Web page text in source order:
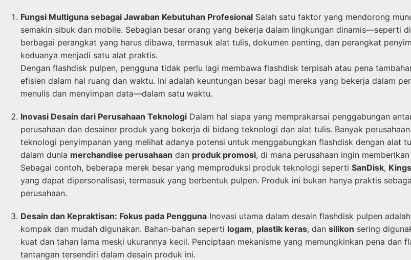
Fungsi Multiguna sebagai Jawaban Kebutuhan Profesional Salah satu faktor yang mendorong
semakin sibuk dan mobile. Sebagian besar orang yang bekerja dalam lingkungan dinamis—seperti
berbagai perangkat yang harus dibawa, termasuk alat tulis, dokumen penting, dan perangkat
keduanya menjadi satu alat praktis.
Dengan flashdisk pulpen, pengguna tidak perlu lagi membawa flashdisk terpisah atau pena
efisien dalam hal ruang dan waktu. Ini adalah keuntungan besar bagi mereka yang bekerja dalam
menulis dan menyimpan data—dalam satu waktu.
Inovasi Desain dari Perusahaan Teknologi Dalam hal siapa yang memprakarsai penggabungan
perusahaan dan desainer produk yang bekerja di bidang teknologi dan alat tulis. Banyak
teknologi penyimpanan yang melihat adanya potensi untuk menggabungkan flashdisk dengan alat
dalam dunia merchandise perusahaan dan produk promosi, di mana perusahaan ingin
Sebagai contoh, beberapa merek besar yang memproduksi produk teknologi seperti SanDisk,
yang dapat dipersonalisasi, termasuk yang berbentuk pulpen. Produk ini bukan hanya praktis
perusahaan.
Desain dan Kepraktisan: Fokus pada Pengguna Inovasi utama dalam desain flashdisk pulpen
kompak dan mudah digunakan. Bahan-bahan seperti logam, plastik keras, dan silikon sering
kuat dan tahan lama meski ukurannya kecil. Penciptaan mekanisme yang memungkinkan pena
tantangan tersendiri dalam desain produk ini.